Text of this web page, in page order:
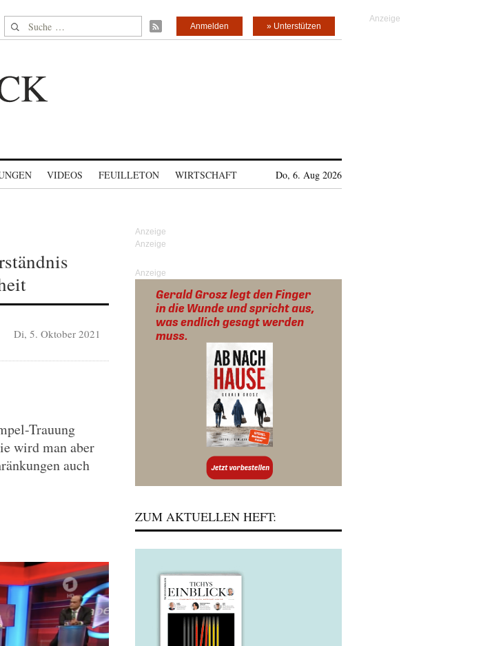
Suche nach: » Unterstützen
Anmelden
VIDEOS FEUILLETON WIRTSCHAFT Do, 6. Aug 2026
Di, 5. Oktober 2021
Trauung
wird man aber
auch
Anzeige
ZUM AKTUELLEN HEFT: